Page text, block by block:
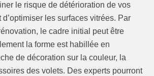
le risque de détérioration de vos
les surfaces vitrées. Par
le cadre initial peut être
la forme est habillée en
de décoration sur la couleur, la
des volets. Des experts pourront